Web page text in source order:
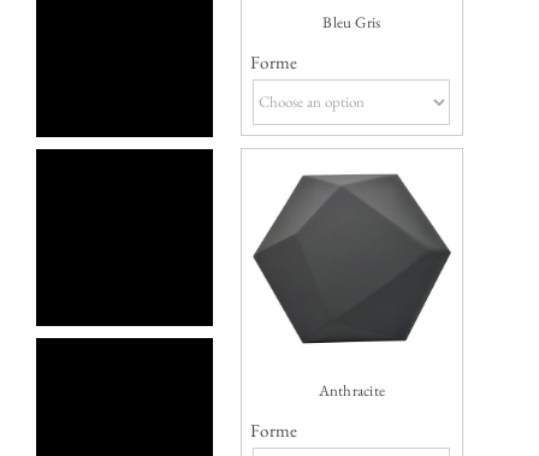
Bleu Gris
Forme
Anthracite
Forme